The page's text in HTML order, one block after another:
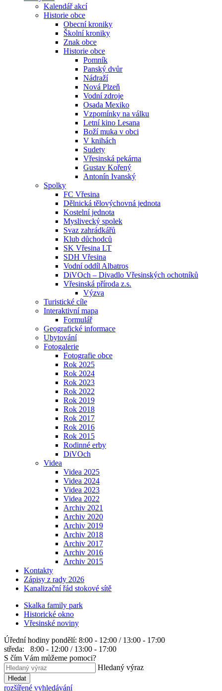
Kalendář akcí
Historie obce
Obecní kroniky
Školní kroniky
Znak obce
Historie obce
Pomník
Panský dvůr
Nádraží
Nová Plzeň
Vodní zdroje
Osada Mexiko
Vzpomínky na válku
Letní kino Lesana
Boží muka v obci
V knihách
Sudety
Vřesinská pekárna
Gustav Kořený
Antonín Ivanský
Spolky
FC Vřesina
Dělnická tělovýchovná jednota
Kostelní jednota
Myslivecký spolek
Svaz zahrádkářů
Klub důchodců
SK Vřesina LT
SDH Vřesina
Vodní oddíl Albatros
DiVOch – Divadlo Vřesinských ochotníků
Vřesinská příroda z.s.
Výzva
Turistické cíle
Interaktivní mapa
Formulář
Geografické informace
Ubytování
Fotogalerie
Fotografie obce
Rok 2025
Rok 2024
Rok 2023
Rok 2022
Rok 2019
Rok 2018
Rok 2017
Rok 2016
Rok 2015
Rodinné erby
DiVOch
Videa
Videa 2025
Videa 2024
Videa 2023
Videa 2022
Archiv 2021
Archiv 2020
Archiv 2019
Archiv 2018
Archiv 2017
Archiv 2016
Archiv 2015
Kontakty
Zápisy z rady 2026
Kanalizační řád stokové sítě
Skalka family park
Historické okno
Vřesinské noviny
Úřední hodiny pondělí: 8:00 - 12:00 / 13:00 - 17:00
středa: 8:00 - 12:00 / 13:00 - 17:00
S čím Vám můžeme pomoci?
Hledaný výraz
Hledat
rozšířené vyhledávání